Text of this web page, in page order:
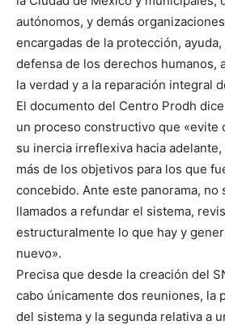
autónomos, y demás
encargadas de la protección,
defensa de los derechos humanos,
la verdad y a la reparación integral
El documento del Centro Prodh
un proceso constructivo que «evite
su inercia irreflexiva hacia
más de los objetivos para los que
concebido. Ante este panorama, no
llamados a refundar el sistema,
estructuralmente lo que hay y
nuevo».
Precisa que desde la creación del
cabo únicamente dos reuniones, la
del sistema y la segunda relativa a